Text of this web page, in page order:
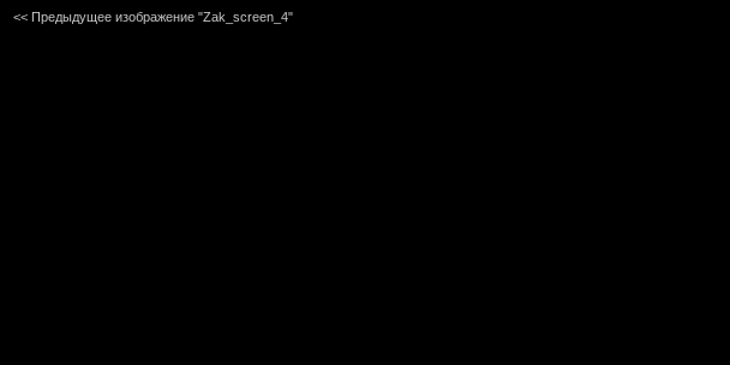
<< Предыдущее изображение "Zak_screen_4"